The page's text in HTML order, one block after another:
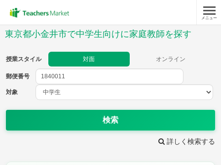
メニュー
東京都小金井市で中学生向けに家庭教師を探す
授業スタイル 対面 オンライン
郵便番号
対象
検索
詳しく検索する
郵便番号
教科